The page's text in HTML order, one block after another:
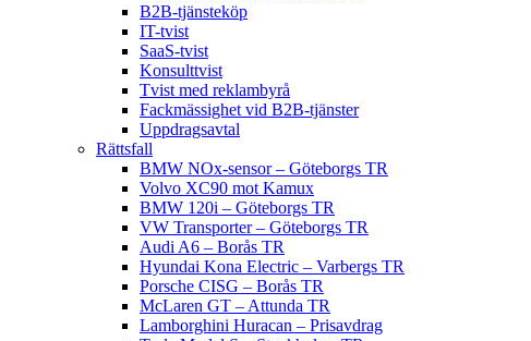
B2B-tjänsteköp
IT-tvist
SaaS-tvist
Konsulttvist
Tvist med reklambyrå
Fackmässighet vid B2B-tjänster
Uppdragsavtal
Rättsfall
BMW NOx-sensor – Göteborgs TR
Volvo XC90 mot Kamux
BMW 120i – Göteborgs TR
VW Transporter – Göteborgs TR
Audi A6 – Borås TR
Hyundai Kona Electric – Varbergs TR
Porsche CISG – Borås TR
McLaren GT – Attunda TR
Lamborghini Huracan – Prisavdrag